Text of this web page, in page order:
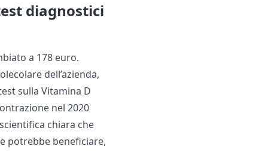
diagnostici
a 178 euro.
dell’azienda,
sulla Vitamina D
nel 2020
chiara che
potrebbe beneficiare,